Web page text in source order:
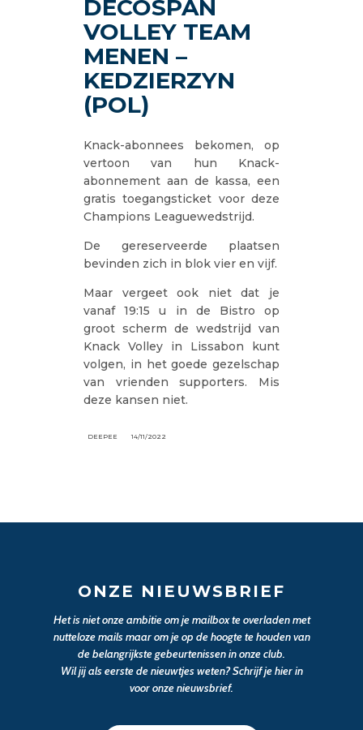
DECOSPAN
VOLLEY TEAM
MENEN –
KEDZIERZYN
(POL)
Knack-abonnees bekomen, op
vertoon van hun Knack-
abonnement aan de kassa, een
gratis toegangsticket voor deze
Champions Leaguewedstrijd.
De gereserveerde plaatsen
bevinden zich in blok vier en vijf.
Maar vergeet ook niet dat je
vanaf 19:15 u in de Bistro op
groot scherm de wedstrijd van
Knack Volley in Lissabon kunt
volgen, in het goede gezelschap
van vrienden supporters. Mis
deze kansen niet.
DEEPEE 14/11/2022
ONZE NIEUWSBRIEF
Het is niet onze ambitie om je mailbox te overladen met
nutteloze mails maar om je op de hoogte te houden van
de belangrijkste gebeurtenissen in onze club.
Wil jij als eerste de nieuwtjes weten? Schrijf je hier in
voor onze nieuwsbrief.